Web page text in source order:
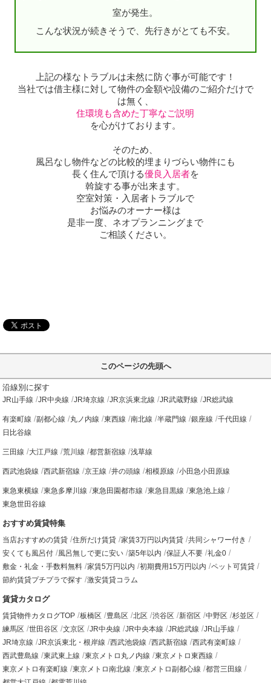
室が発生。
こんな状況が続きそうで、先行きがとても不安。
上記の様なトラブルは未然に防ぐ事が可能です！
当社では借主様に対して物件の金額や設備のご紹介だけで
は無く、
住環境も含めた丁寧なご説明
を心がけております。
そのため、
風呂なし物件などの比較的埋まりづらい物件にも
長く住んで頂ける優良入居者を
斡旋する事が出来ます。
空室対策・入居者トラブルで
お悩みのオーナー様は
是非一度、ネオプランニングまで
ご相談ください。
このページの先頭へ
沿線別に探す
JR山手線 JR中央線 JR埼京線 JR京浜東北線 JR武蔵野線 JR総武線
有楽町線 副都心線 丸ノ内線 東西線 南北線 半蔵門線 銀座線
千代田線
日比谷線
三田線 大江戸線 荒川線 都営新宿線 浅草線
西武池袋線 西武新宿線 京王線 井の頭線 相模原線 小田急小田原線
東急東横線 東急多摩川線 東急田園都市線 東急目黒線
東急池上線
東急世田谷線
おすすめ賃貸特集
当店おすすめの賃貸 住所だけ賃貸 家賃3万円以内賃貸
共同シャワー付き
安くても風呂付
風呂無しで更に安い 築5年以内 保証人不要
礼金0
敷金・礼金・手数料無料
家賃5万円以内 初期費用15万円以内
ペット可賃貸
節約賃貸プチプラで探す
激安賃貸コラム
賃貸カタログ
賃貸物件カタログTOP 板橋区 豊島区 北区 渋谷区 新宿区 中野区
杉並区
練馬区
世田谷区 文京区 JR中央線 JR中央本線 JR総武線
JR山手線
JR埼京線
JR京浜東北・根岸線 西武池袋線 西武新宿線
西武有楽町線
西武豊島線
東武東上線 東京メトロ丸ノ内線
東京メトロ東西線
東京メトロ有楽町線
東京メトロ南北線 東京メトロ副都心線
都営三田線